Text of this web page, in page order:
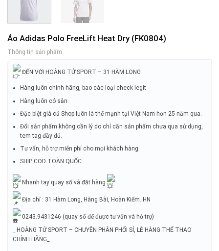
Áo Adidas Polo FreeLift Heat Dry (FK0804)
Thông tin sản phẩm
ĐẾN VỚI HOÀNG TỬ SPORT – 31 HÀM LONG
Hàng luôn chính hãng, bao các loại check legit
Hàng luôn có sẵn.
Đặc biệt giá cả Shop luôn là thế mạnh tại Việt Nam hơn 25 năm qua.
Đổi sản phẩm không cần lý do chỉ cần sản phẩm chưa qua sử dụng,
tem tag đầy đủ.
Tư vấn, hỗ trợ miễn phí cho mọi khách hàng.
SHIP COD TOÀN QUỐC
Nhanh tay quay số và đặt hàng
Địa chỉ : 31 Hàm Long, Hàng Bài, Hoàn Kiếm. HN
0243.9431246 (quay số để được tư vấn và hỗ trợ)
_ HOÀNG TỬ SPORT – CHUYÊN PHÂN PHỐI SỈ, LẺ HÀNG THỂ THAO
CHÍNH HÃNG_